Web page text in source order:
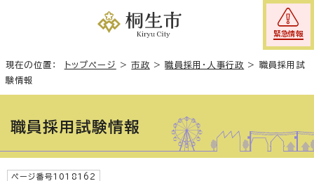
緊急情報
現在の位置： トップページ >市政 >職員採用・人事行政 > 職員採用試
験情報
職員採用試験情報
ページ番号1018162